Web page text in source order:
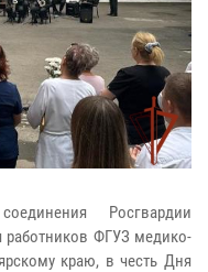
Росгвардии
ФГУЗ медико-
краю, в честь Дня